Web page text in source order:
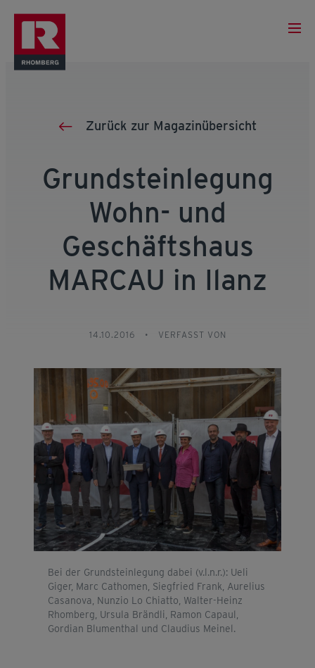
Zurück zur Magazinübersicht
Grundsteinlegung
Wohn- und
Geschäftshaus
MARCAU in Ilanz
14.10.2016 • VERFASST VON
Bei der Grundsteinlegung dabei (v.l.n.r.): Ueli
Giger, Marc Cathomen, Siegfried Frank, Aurelius
Casanova, Nunzio Lo Chiatto, Walter-Heinz
Rhomberg, Ursula Brändli, Ramon Capaul,
Gordian Blumenthal und Claudius Meinel.